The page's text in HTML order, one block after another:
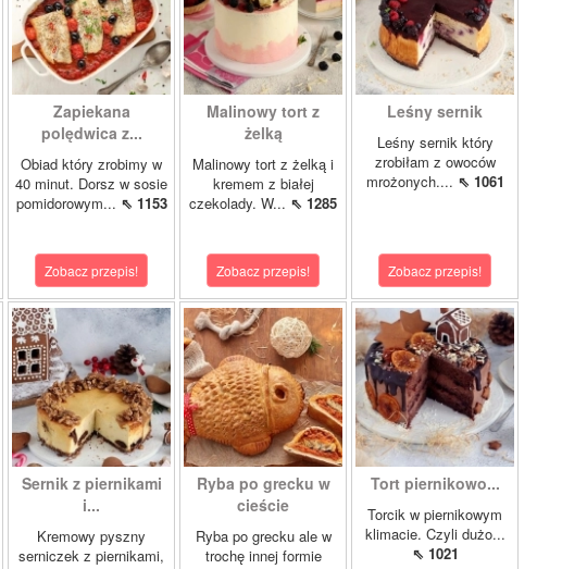
Zapiekana
polędwica z...
Obiad który zrobimy w
40 minut. Dorsz w sosie
pomidorowym... ⇖ 1153
Zobacz przepis!
Malinowy tort z
żelką
Malinowy tort z żelką i
kremem z białej
czekolady. W... ⇖ 1285
Zobacz przepis!
Leśny sernik
Leśny sernik który
zrobiłam z owoców
mrożonych.... ⇖ 1061
Zobacz przepis!
Sernik z piernikami
i...
Kremowy pyszny
serniczek z piernikami,
Ryba po grecku w
cieście
Ryba po grecku ale w
trochę innej formie
Tort piernikowo...
Torcik w piernikowym
klimacie. Czyli dużo...
⇖ 1021